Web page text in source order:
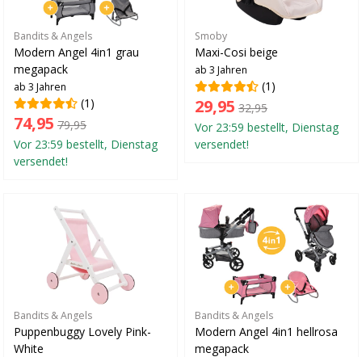
Bandits & Angels
Modern Angel 4in1 grau
megapack
ab 3 Jahren
(1)
74,95 79,95
Vor 23:59 bestellt, Dienstag
versendet!
Smoby
Maxi-Cosi beige
ab 3 Jahren
(1)
29,95 32,95
Vor 23:59 bestellt, Dienstag
versendet!
Bandits & Angels
Puppenbuggy Lovely Pink-
White
Bandits & Angels
Modern Angel 4in1 hellrosa
megapack